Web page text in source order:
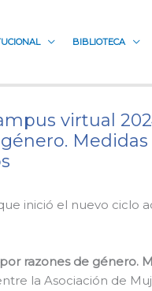
BIBLIOTECA
virtual
inició el nuevo ciclo
razones de género.
la Asociación de